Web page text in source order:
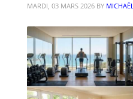
MARDI, 03 MARS 2026 BY